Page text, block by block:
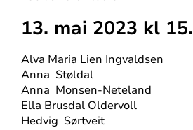
13. mai 2023 kl 15.
Alva Maria Lien Ingvaldsen
Anna Støldal
Anna Monsen-Neteland
Ella Brusdal Oldervoll
Hedvig Sørtveit